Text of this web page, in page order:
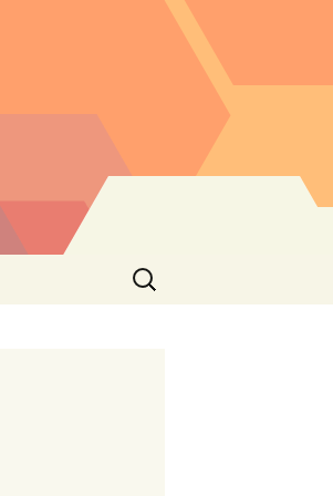
Buscar: